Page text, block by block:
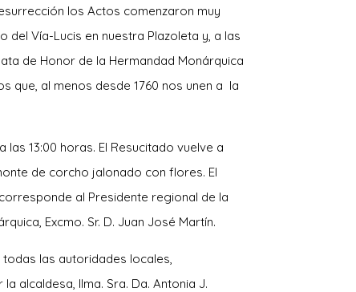
los Actos comenzaron muy
del Vía-Lucis en nuestra Plazoleta y, a las
de Honor de la Hermandad Monárquica
que, al menos desde 1760 nos unen a la
13:00 horas. El Resucitado vuelve a
de corcho jalonado con flores. El
al Presidente regional de la
Excmo. Sr. D. Juan José Martín.
las autoridades locales,
alcaldesa, Ilma. Sra. Da. Antonia J.